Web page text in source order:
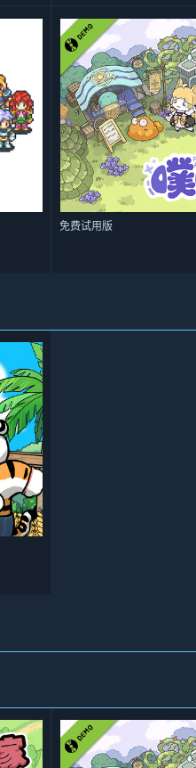
免费试用版